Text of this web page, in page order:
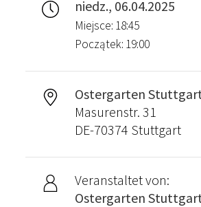
niedz., 06.04.2025
Miejsce: 18:45
Początek: 19:00
Ostergarten
Masurenstr. 31
DE-70374 Stuttgart
Veranstaltet von:
Ostergarten Stuttgart